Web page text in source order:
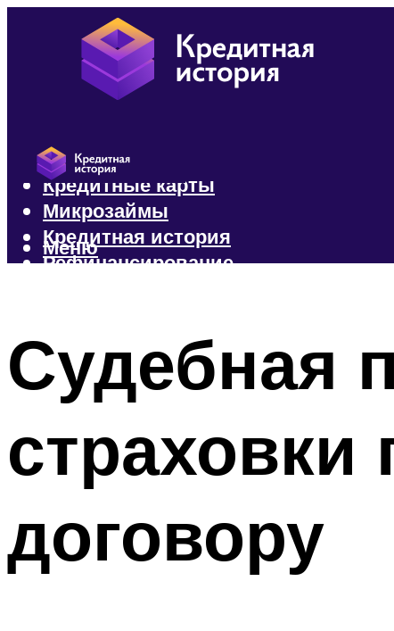
Кредиты
Кредитные карты
Микрозаймы
Кредитная история
Рефинансирование
Меню
Судебная
страховки
договору